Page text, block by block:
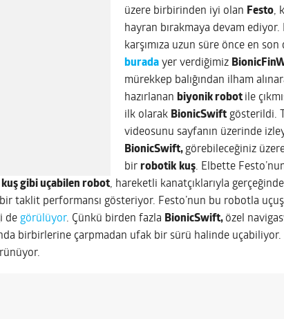
üzere birbirinden iyi olan Festo,
hayran bırakmaya devam ediyor.
karşımıza uzun süre önce en son
burada yer verdiğimiz
mürekkep balığından ilham
hazırlanan biyonik robot ile
ilk olarak BionicSwift gösterildi.
videosunu sayfanın üzerinde
BionicSwift, görebileceğiniz
bir robotik kuş. Elbette
gibi uçabilen robot, hareketli kanatçıklarıyla
taklit performansı gösteriyor. Festo’nun bu robotla
de görülüyor. Çünkü birden fazla BionicSwift, özel
birbirlerine çarpmadan ufak bir sürü halinde uçabiliyor.